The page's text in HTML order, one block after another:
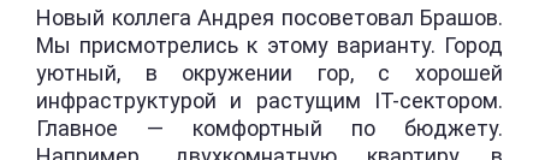
Новый коллега Андрея посоветовал Брашов.
Мы присмотрелись к этому варианту. Город
уютный, в окружении гор, с хорошей
инфраструктурой и растущим IT-сектором.
Главное — комфортный по бюджету.